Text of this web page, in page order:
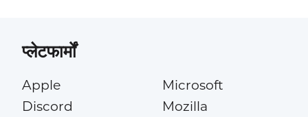
प्लेटफार्मों
Apple
Discord
Microsoft
Mozilla